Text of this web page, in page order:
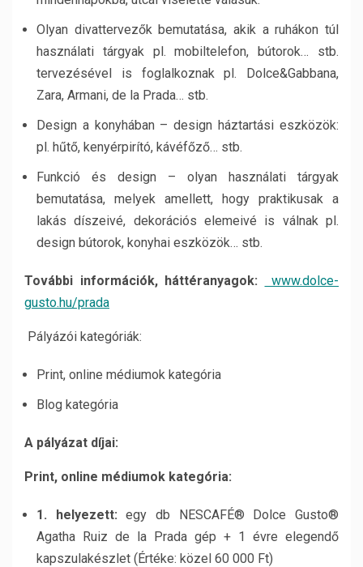
Olyan divattervezők bemutatása, akik a ruhákon túl
használati tárgyak pl. mobiltelefon, bútorok… stb.
tervezésével is foglalkoznak pl. Dolce&Gabbana,
Zara, Armani, de la Prada… stb.
Design a konyhában – design háztartási eszközök:
pl. hűtő, kenyérpirító, kávéfőző… stb.
Funkció és design – olyan használati tárgyak
bemutatása, melyek amellett, hogy praktikusak a
lakás díszeivé, dekorációs elemeivé is válnak pl.
design bútorok, konyhai eszközök… stb.
További információk, háttéranyagok:
www.dolce-
gusto.hu/prada
Pályázói kategóriák:
Print, online médiumok kategória
Blog kategória
A pályázat díjai:
Print, online médiumok kategória:
1. helyezett: egy db NESCAFÉ® Dolce Gusto®
Agatha Ruiz de la Prada gép + 1 évre elegendő
kapszulakészlet (Értéke: közel 60 000 Ft)